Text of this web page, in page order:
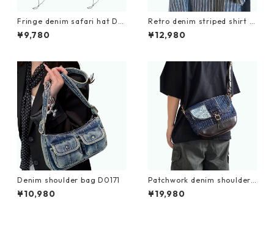
Fringe denim safari hat D0
215
¥9,780
Retro denim striped shirt D
0202
¥12,980
Denim shoulder bag D0171
¥10,980
Patchwork denim shoulder
bag D0110
¥19,980